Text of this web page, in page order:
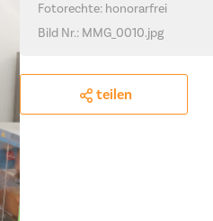
Fotorechte: honorarfrei
Bild Nr.: MMG_0010.jpg
teilen